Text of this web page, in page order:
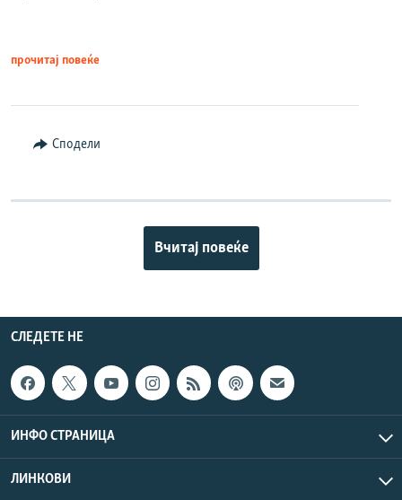
прочитај повеќе
Сподели
Вчитај повеќе
СЛЕДЕТЕ НЕ
ИНФО СТРАНИЦА
ЛИНКОВИ